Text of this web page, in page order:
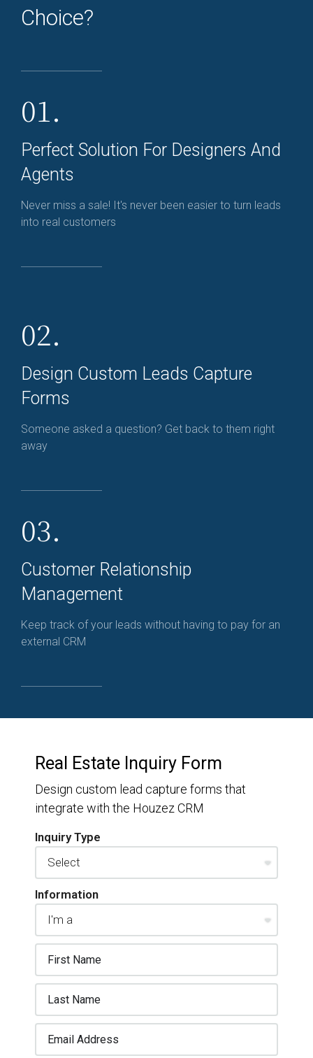
Choice?
01.
Perfect Solution For Designers And
Agents
Never miss a sale! It's never been easier to turn leads
into real customers
02.
Design Custom Leads Capture
Forms
Someone asked a question? Get back to them right
away
03.
Customer Relationship
Management
Keep track of your leads without having to pay for an
external CRM
Real Estate Inquiry Form
Design custom lead capture forms that
integrate with the Houzez CRM
Inquiry Type
Information